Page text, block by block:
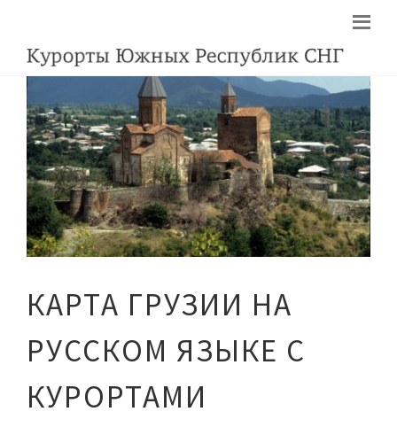
КАРТА ГРУЗИИ НА
РУССКОМ ЯЗЫКЕ С
КУРОРТАМИ